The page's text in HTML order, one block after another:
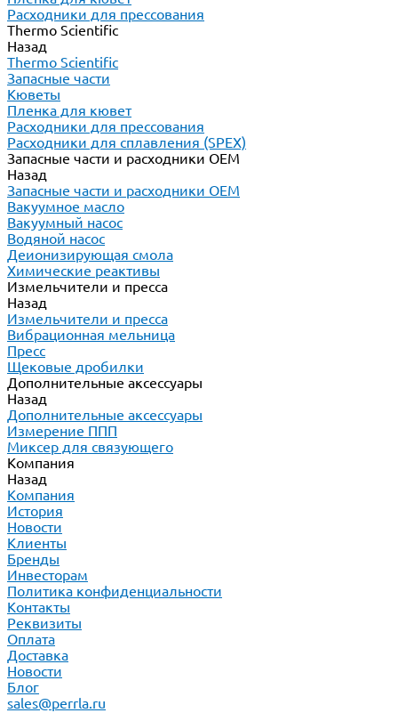
Расходники для прессования
Thermo Scientific
Назад
Thermo Scientific
Запасные части
Кюветы
Пленка для кювет
Расходники для прессования
Расходники для сплавления (SPEX)
Запасные части и расходники ОЕМ
Назад
Запасные части и расходники ОЕМ
Вакуумное масло
Вакуумный насос
Водяной насос
Деионизирующая смола
Химические реактивы
Измельчители и пресса
Назад
Измельчители и пресса
Вибрационная мельница
Пресс
Щековые дробилки
Дополнительные аксессуары
Назад
Дополнительные аксессуары
Измерение ППП
Миксер для связующего
Компания
Назад
Компания
История
Новости
Клиенты
Бренды
Инвесторам
Политика конфиденциальности
Контакты
Реквизиты
Оплата
Доставка
Новости
Блог
sales@perrla.ru